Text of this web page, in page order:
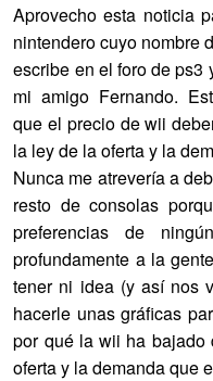
Aprovecho esta noticia
nintendero cuyo nombre
escribe en el foro de ps3
mi amigo Fernando.
que el precio de wii
la ley de la oferta y la
Nunca me atrevería a
resto de consolas
preferencias de
profundamente a la
tener ni idea (y así nos
hacerle unas gráficas
por qué la wii ha
oferta y la demanda que